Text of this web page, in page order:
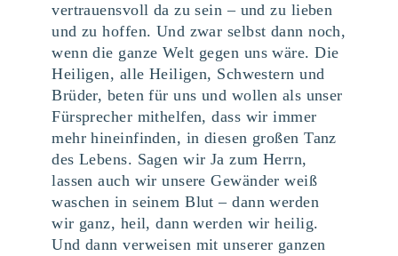
vertrauensvoll da zu sein – und zu lieben
und zu hoffen. Und zwar selbst dann noch,
wenn die ganze Welt gegen uns wäre. Die
Heiligen, alle Heiligen, Schwestern und
Brüder, beten für uns und wollen als unser
Fürsprecher mithelfen, dass wir immer
mehr hineinfinden, in diesen großen Tanz
des Lebens. Sagen wir Ja zum Herrn,
lassen auch wir unsere Gewänder weiß
waschen in seinem Blut – dann werden
wir ganz, heil, dann werden wir heilig.
Und dann verweisen mit unserer ganzen